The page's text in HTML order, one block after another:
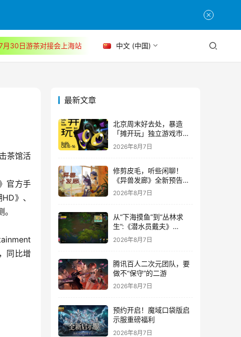
月30日游茶对接会上海站 中文 (中国)
茶馆活
官方手
》、
同比增
最新文章
北京周末好去处，暴造
「摊开玩」独立游戏市集
正式开票！
2026年8月7日
修剪皮毛，听些闲聊！
《异兽发廊》全新预告与
Steam免费试玩公开
2026年8月7日
从“下海摸鱼”到“丛林求
生”:《潜水员戴夫》
DLC《丛林》移动端定档
8月14日
2026年8月7日
腾讯百人二次元团队，要
做不“保守”的二游
2026年8月7日
预约开启！魔域口袋版启
示服重磅福利
2026年8月7日